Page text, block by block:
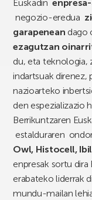
Euskadin
negozio-eredua
garapenean dago
ezagutzan
du, eta teknologia,
indartsuak direnez,
nazioarteko
den espezializazio
Berrikuntzaren
estalduraren
Owl, Histocell,
enpresak sortu
erabateko liderrak
mundu-mailan